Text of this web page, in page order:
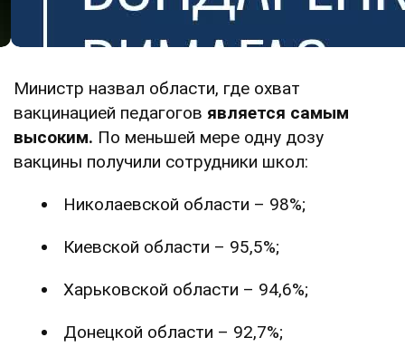
Министр назвал области, где охват
вакцинацией педагогов является самым
высоким. По меньшей мере одну дозу
вакцины получили сотрудники школ:
Николаевской области – 98%;
Киевской области – 95,5%;
Харьковской области – 94,6%;
Донецкой области – 92,7%;